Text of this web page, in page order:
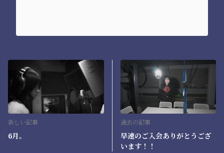
新しい記事
6月。
過去の記事
早速のご入会ありがとうござ
います！！